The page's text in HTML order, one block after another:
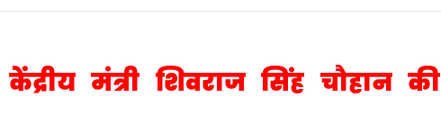
मंत्री शिवराज सिंह चौहान की